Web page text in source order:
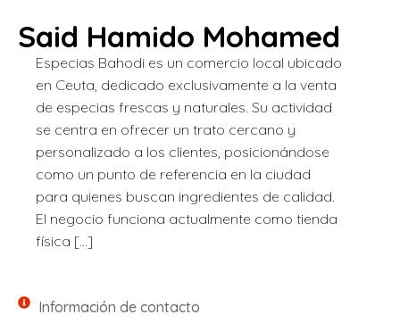
Said Hamido Mohamed
Especias Bahodi es un comercio local ubicado
en Ceuta, dedicado exclusivamente a la venta
de especias frescas y naturales. Su actividad
se centra en ofrecer un trato cercano y
personalizado a los clientes, posicionándose
como un punto de referencia en la ciudad
para quienes buscan ingredientes de calidad.
El negocio funciona actualmente como tienda
física […]
Información de contacto